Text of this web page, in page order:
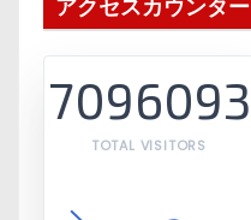
アクセスカウンター
7096093
TOTAL VISITORS